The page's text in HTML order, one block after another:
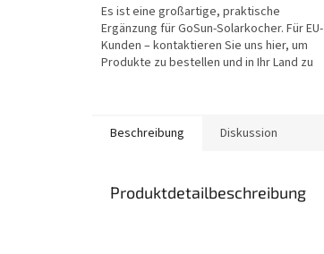
Sternen.
Es ist eine großartige, praktische
Ergänzung für GoSun-Solarkocher. Für EU-
Kunden – kontaktieren Sie uns hier, um
Produkte zu bestellen und in Ihr Land zu
Beschreibung Diskussion
Produktdetailbeschreibung